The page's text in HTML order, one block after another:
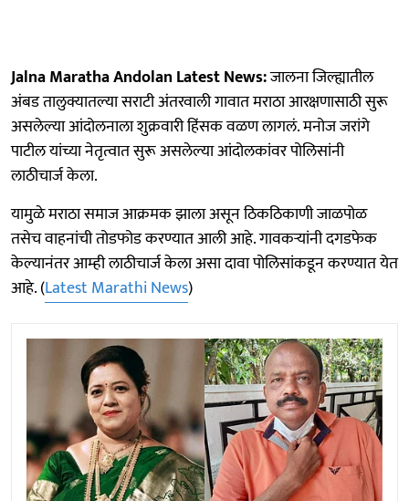
Jalna Maratha Andolan Latest News:जालना जिल्ह्यातील
अंबड तालुक्यातल्या सराटी अंतरवाली गावात मराठा आरक्षणासाठी सुरू
असलेल्या आंदोलनाला शुक्रवारी हिंसक वळण लागलं. मनोज जरांगे
पाटील यांच्या नेतृत्वात सुरू असलेल्या आंदोलकांवर पोलिसांनी
लाठीचार्ज केला.
यामुळे मराठा समाज आक्रमक झाला असून ठिकठिकाणी जाळपोळ
तसेच वाहनांची तोडफोड करण्यात आली आहे. गावकऱ्यांनी दगडफेक
केल्यानंतर आम्ही लाठीचार्ज केला असा दावा पोलिसांकडून करण्यात येत
आहे. (Latest Marathi News)